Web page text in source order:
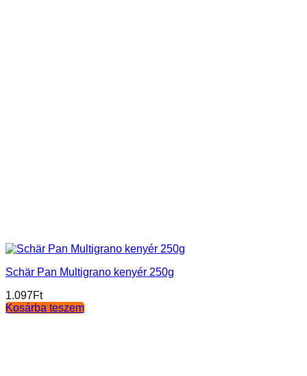
Schär Pan Multigrano kenyér 250g
1.097Ft
Kosárba teszem